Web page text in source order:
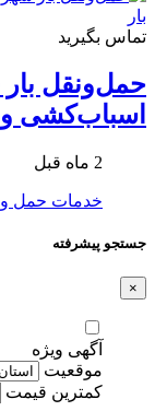
تماس بگیرید
حمل‌ونقل
اسباب‌کشی و
2 ماه قبل
خدمات حمل و
جستجو پیشرفته
×
آگهی ویژه
موقعیت
کمترین قیمت